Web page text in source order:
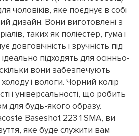
чоловіків, яке поєднує в собі
дизайн. Вони виготовлені з
таких як поліестер, гума і
довговічність і зручність під
підходять для осінньо-
вони забезпечують
і вологи. Чорний колір
і універсальності, що робить
для будь-якого образу.
Baseshot 223 1 SMA, ви
яке буде служити вам